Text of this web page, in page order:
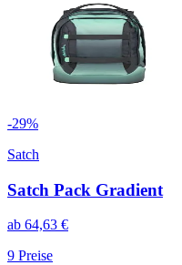
-29%
Satch
Satch Pack Gradient
ab 64,63 €
9 Preise